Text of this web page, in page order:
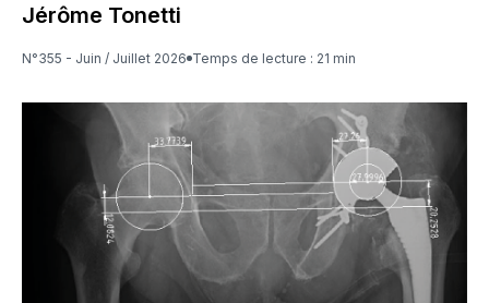
Jérôme Tonetti
N°355 - Juin / Juillet 2026 Temps de lecture : 21 min